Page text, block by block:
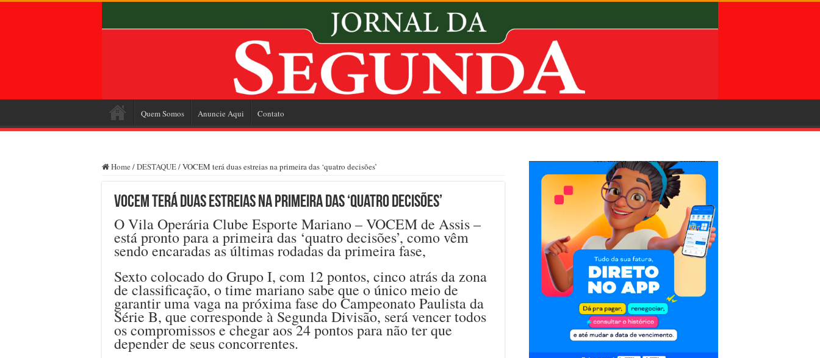
Quem Somos Anuncie Aqui Contato
Home /DESTAQUE/VOCEM terá duas estreias na primeira das ‘quatro decisões’
VOCEM terá duas estreias na primeira das ‘quatro decisões’
O Vila Operária Clube Esporte Mariano – VOCEM de Assis –
está pronto para a primeira das ‘quatro decisões’, como vêm
sendo encaradas as últimas rodadas da primeira fase,
Sexto colocado do Grupo I, com 12 pontos, cinco atrás da zona
de classificação, o time mariano sabe que o único meio de
garantir uma vaga na próxima fase do Campeonato Paulista da
Série B, que corresponde à Segunda Divisão, será vencer todos
os compromissos e chegar aos 24 pontos para não ter que
depender de seus concorrentes.